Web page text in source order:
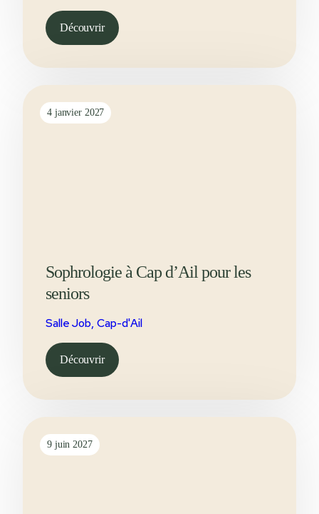
Découvrir
4 janvier 2027
Sophrologie à Cap d’Ail pour les
seniors
Salle Job, Cap-d'Ail
Découvrir
9 juin 2027